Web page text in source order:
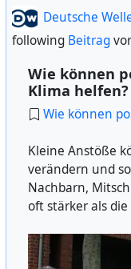
Deutsche
following Beitrag
Wie können
Klima helfen?
Wie können
Kleine Anstöße
verändern und
Nachbarn,
oft stärker als